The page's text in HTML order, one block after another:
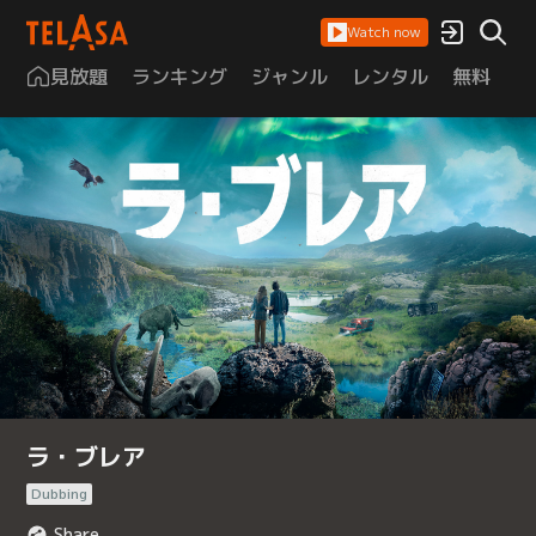
Watch now
見放題 ランキング ジャンル レンタル 無料
ラ・ブレア
Dubbing